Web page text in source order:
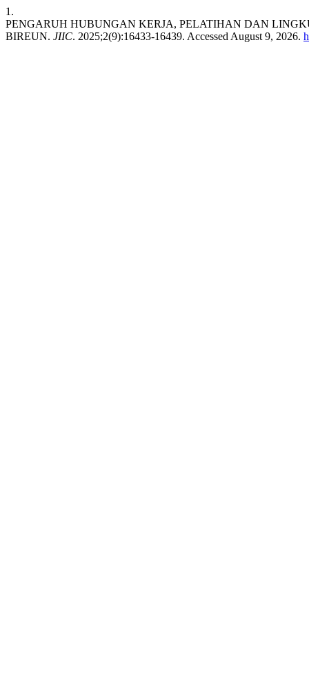
1.
PENGARUH HUBUNGAN KERJA, PELATIHAN DAN
BIREUN. JIIC. 2025;2(9):16433-16439. Accessed August 9, 2026.